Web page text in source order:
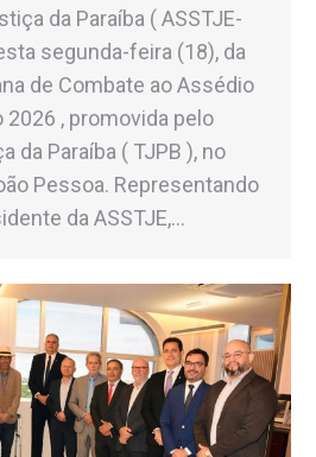
da Paraíba ( ASSTJE-
segunda-feira (18), da
de Combate ao Assédio
2026 , promovida pelo
da Paraíba ( TJPB ), no
Pessoa. Representando
da ASSTJE,…